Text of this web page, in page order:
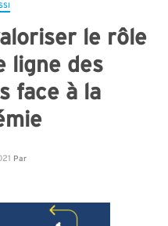
le rôle
ligne des
face à la
Par